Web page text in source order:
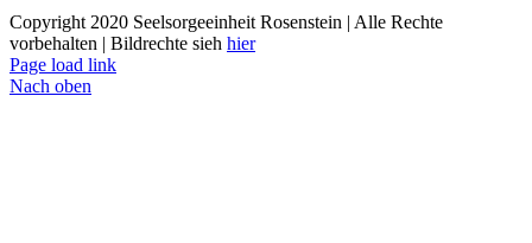
Copyright 2020 Seelsorgeeinheit Rosenstein | Alle Rechte
vorbehalten | Bildrechte sieh hier
Page load link
Nach oben